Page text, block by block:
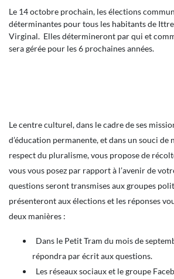
Le 14 octobre prochain, les élections
déterminantes pour tous les habitants de
Virginal. Elles détermineront par qui et
sera gérée pour les 6 prochaines années.
Le centre culturel, dans le cadre de ses
d’éducation permanente, et dans un souci de
respect du pluralisme, vous propose de
vous vous posez par rapport à l’avenir de
questions seront transmises aux groupes
présenteront aux élections et les réponses
deux manières :
Dans le Petit Tram du mois de
répondra par écrit aux questions.
Les réseaux sociaux et le groupe